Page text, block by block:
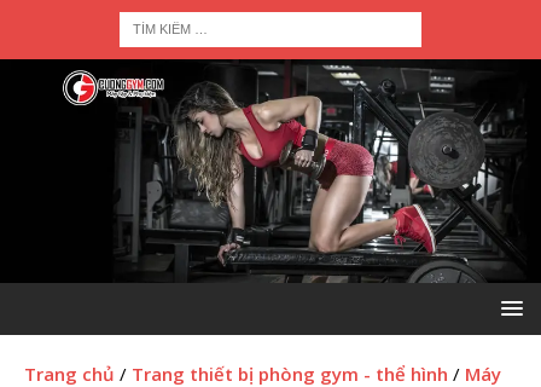
Trang chủ / Trang thiết bị phòng gym - thể hình / Máy